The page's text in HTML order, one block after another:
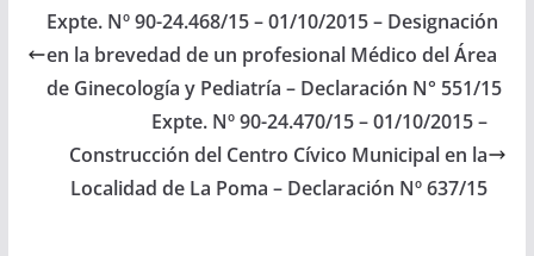
provisión del servicio
de alumbrado público
en Avenida Güemes,
Avenida Rivadavia,
Avenida Sarmiento,
Avenida Tucumán y
Avenida…
Expte. Nº 90-24.468/15 – 01/10/2015 – Designación
en la brevedad de un profesional Médico del Área
de Ginecología y Pediatría – Declaración N° 551/15
Expte. Nº 90-24.470/15 – 01/10/2015 –
Construcción del Centro Cívico Municipal en la
Localidad de La Poma – Declaración Nº 637/15